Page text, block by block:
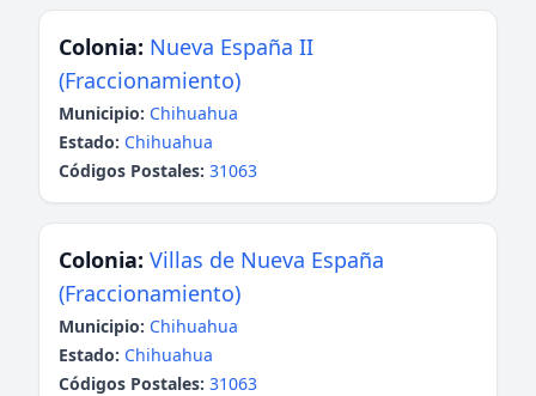
Colonia: Nueva España II
(Fraccionamiento)
Municipio: Chihuahua
Estado: Chihuahua
Códigos Postales: 31063
Colonia: Villas de Nueva España
(Fraccionamiento)
Municipio: Chihuahua
Estado: Chihuahua
Códigos Postales: 31063